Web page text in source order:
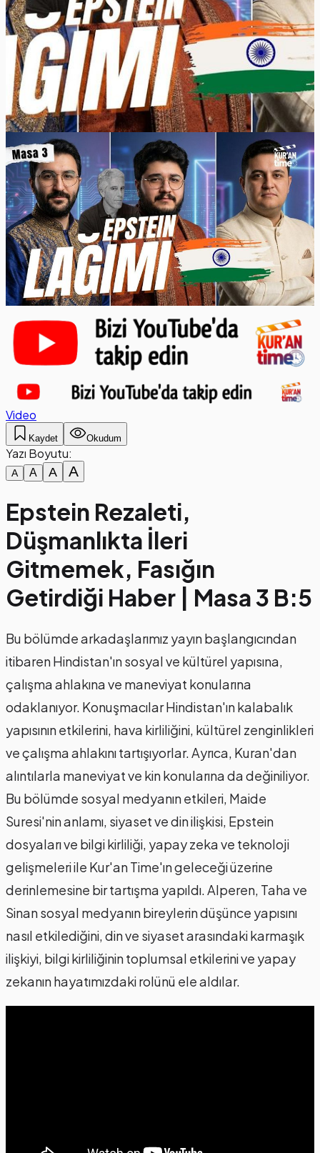
Video
Kaydet Okudum
Yazı Boyutu:
A A A A
Epstein Rezaleti,
Düşmanlıkta İleri
Gitmemek, Fasığın
Getirdiği Haber | Masa 3 B:5
Bu bölümde arkadaşlarımız yayın başlangıcından
itibaren Hindistan'ın sosyal ve kültürel yapısına,
çalışma ahlakına ve maneviyat konularına
odaklanıyor. Konuşmacılar Hindistan'ın kalabalık
yapısının etkilerini, hava kirliliğini, kültürel zenginlikleri
ve çalışma ahlakını tartışıyorlar. Ayrıca, Kuran'dan
alıntılarla maneviyat ve kin konularına da değiniliyor.
Bu bölümde sosyal medyanın etkileri, Maide
Suresi'nin anlamı, siyaset ve din ilişkisi, Epstein
dosyaları ve bilgi kirliliği, yapay zeka ve teknoloji
gelişmeleri ile Kur'an Time'ın geleceği üzerine
derinlemesine bir tartışma yapıldı. Alperen, Taha ve
Sinan sosyal medyanın bireylerin düşünce yapısını
nasıl etkilediğini, din ve siyaset arasındaki karmaşık
ilişkiyi, bilgi kirliliğinin toplumsal etkilerini ve yapay
zekanın hayatımızdaki rolünü ele aldılar.